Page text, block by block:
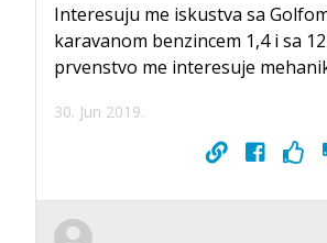
Interesuju me iskustva sa
karavanom benzincem 1,4 i sa
prvenstvo me interesuje
30. Jun 2019.